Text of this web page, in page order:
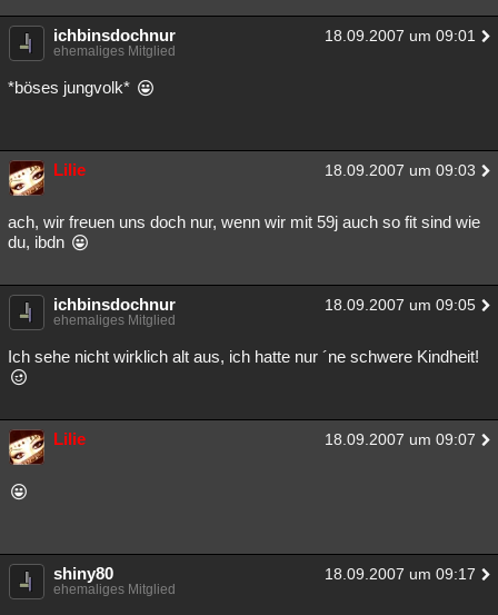
ichbinsdochnur 18.09.2007 um 09:01
ehemaliges Mitglied
*böses jungvolk*
Lilie 18.09.2007 um 09:03
ach, wir freuen uns doch nur, wenn wir mit 59j auch so fit sind wie
du, ibdn
ichbinsdochnur 18.09.2007 um 09:05
ehemaliges Mitglied
Ich sehe nicht wirklich alt aus, ich hatte nur ´ne schwere Kindheit!
Lilie 18.09.2007 um 09:07
shiny80 18.09.2007 um 09:17
ehemaliges Mitglied